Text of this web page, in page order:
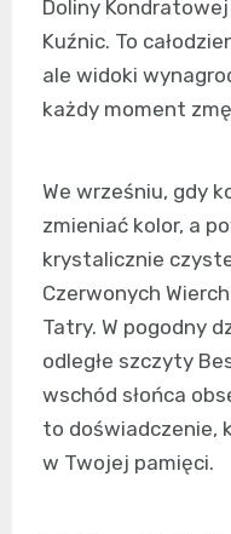
Doliny
Kuźnic. To
ale widoki
każdy moment
We wrześniu, gdy
zmieniać kolor, a
krystalicznie
Czerwonych
Tatry. W pogodny
odległe szczyty
wschód słońca
to doświadczenie,
w Twojej pamięci.